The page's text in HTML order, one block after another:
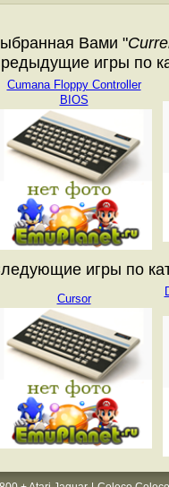
Вами "
игры по
Cumana Floppy Controller
BIOS
игры по
Cursor